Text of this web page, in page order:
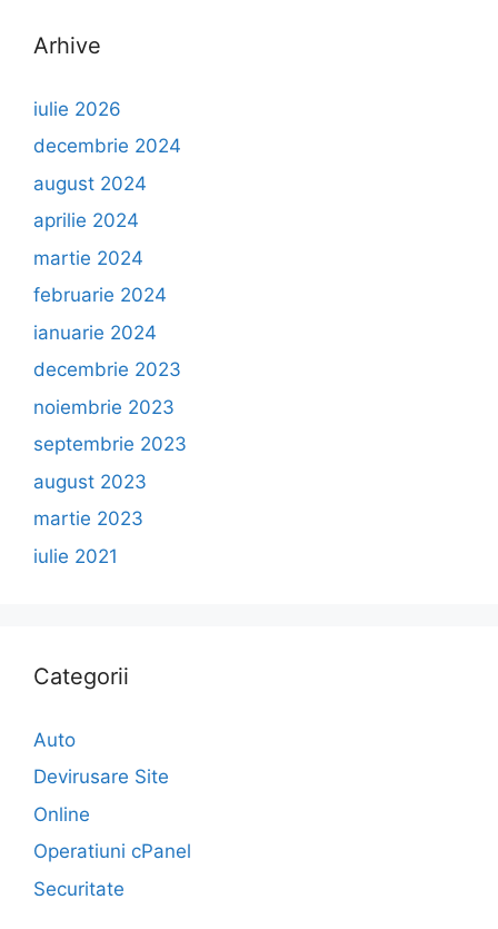
Arhive
iulie 2026
decembrie 2024
august 2024
aprilie 2024
martie 2024
februarie 2024
ianuarie 2024
decembrie 2023
noiembrie 2023
septembrie 2023
august 2023
martie 2023
iulie 2021
Categorii
Auto
Devirusare Site
Online
Operatiuni cPanel
Securitate